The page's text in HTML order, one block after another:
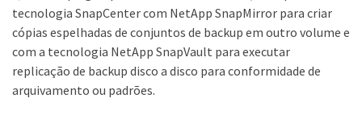
tecnologia SnapCenter com NetApp SnapMirror para criar
cópias espelhadas de conjuntos de backup em outro volume e
com a tecnologia NetApp SnapVault para executar
replicação de backup disco a disco para conformidade de
arquivamento ou padrões.